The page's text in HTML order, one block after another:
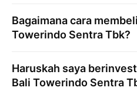
Bagaimana cara
Towerindo Sentra Tbk?
Haruskah saya
Bali Towerindo Sentra